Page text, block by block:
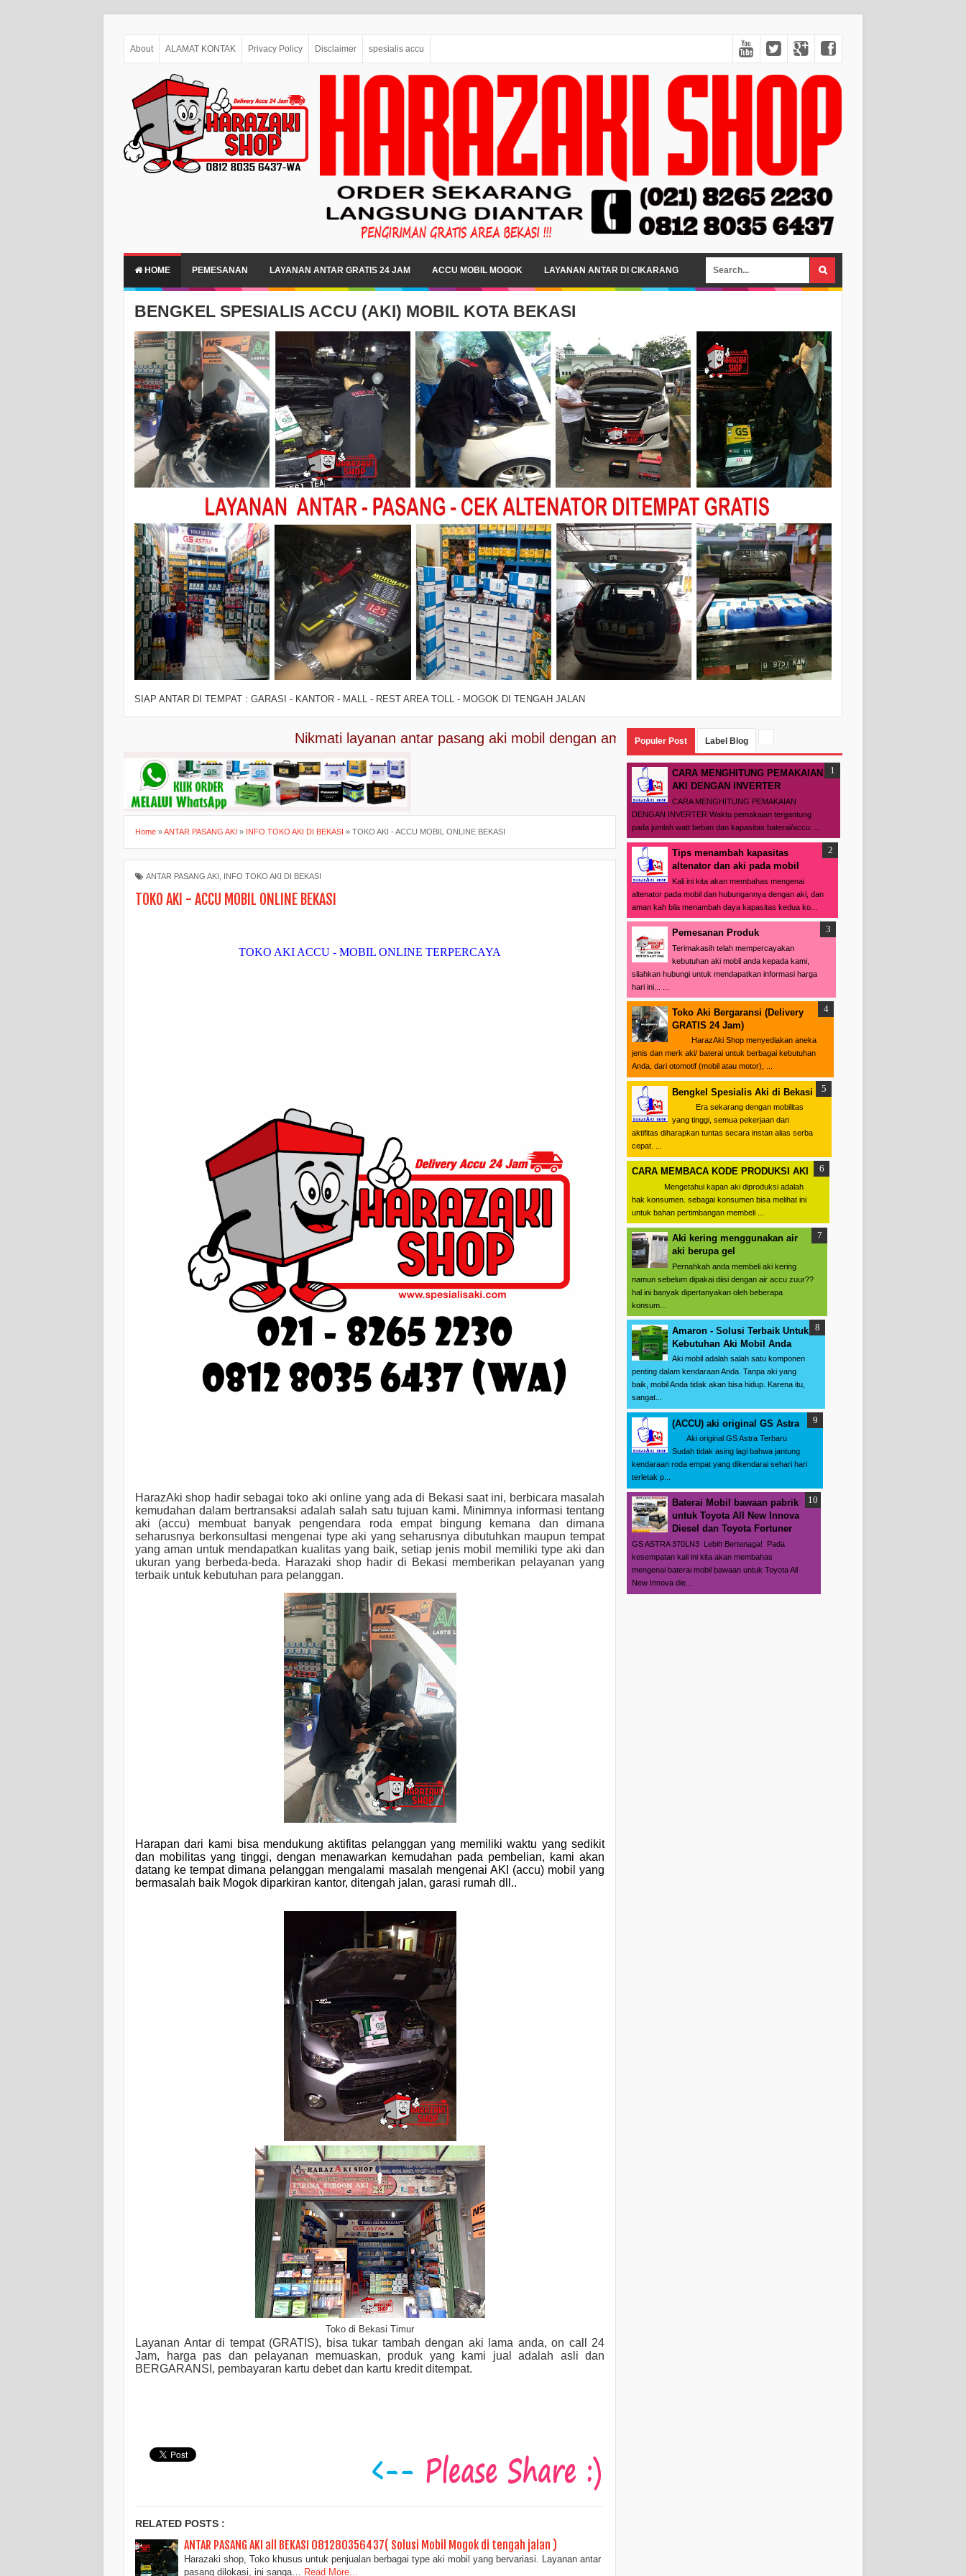
About ALAMAT KONTAK Privacy Policy Disclaimer spesialis accu
HOME PEMESANAN LAYANAN ANTAR GRATIS 24 JAM ACCU MOBIL MOGOK LAYANAN ANTAR DI CIKARANG
BENGKEL SPESIALIS ACCU (AKI) MOBIL KOTA BEKASI
SIAP ANTAR DI TEMPAT : GARASI - KANTOR - MALL - REST AREA TOLL - MOGOK DI TENGAH JALAN
Nikmati layanan antar pasang aki mobil dengan aman tanpa ribet , hubungi 0812 8035 6437 konsultasikan
Home »ANTAR PASANG AKI » INFO TOKO AKI DI BEKASI » TOKO AKI - ACCU MOBIL ONLINE BEKASI
ANTAR PASANG AKI INFO TOKO AKI DI BEKASI
TOKO AKI - ACCU MOBIL ONLINE BEKASI
TOKO AKI ACCU - MOBIL ONLINE TERPERCAYA
HarazAki shop hadir sebagai toko aki online yang ada di Bekasi saat ini, berbicara masalah
kemudahan dalam bertransaksi adalah salah satu tujuan kami. Minimnya informasi tentang
aki (accu) membuat banyak pengendara roda empat bingung kemana dan dimana
seharusnya berkonsultasi mengenai type aki yang seharusnya dibutuhkan maupun tempat
yang aman untuk mendapatkan kualitas yang baik, setiap jenis mobil memiliki type aki dan
ukuran yang berbeda-beda. Harazaki shop hadir di Bekasi memberikan pelayanan yang
terbaik untuk kebutuhan para pelanggan.
Harapan dari kami bisa mendukung aktifitas pelanggan yang memiliki waktu yang sedikit
dan mobilitas yang tinggi, dengan menawarkan kemudahan pada pembelian, kami akan
datang ke tempat dimana pelanggan mengalami masalah mengenai AKI (accu) mobil yang
bermasalah baik Mogok diparkiran kantor, ditengah jalan, garasi rumah dll..
Toko di Bekasi Timur
Layanan Antar di tempat (GRATIS), bisa tukar tambah dengan aki lama anda, on call 24
Jam, harga pas dan pelayanan memuaskan, produk yang kami jual adalah asli dan
BERGARANSI , pembayaran kartu debet dan kartu kredit ditempat.
RELATED POSTS :
ANTAR PASANG AKI all BEKASI 081280356437( Solusi Mobil Mogok di tengah jalan )
Harazaki shop, Toko khusus untuk penjualan berbagai type aki mobil yang bervariasi. Layanan antar
pasang dilokasi, ini sanga… Read More...
Populer Post Label Blog
CARA MENGHITUNG PEMAKAIAN
AKI DENGAN INVERTER
CARA MENGHITUNG PEMAKAIAN
DENGAN INVERTER Waktu pemakaian tergantung
pada jumlah watt beban dan kapasitas baterai/accu. ...
Tips menambah kapasitas
altenator dan aki pada mobil
Kali ini kita akan membahas mengenai
altenator pada mobil dan hubungannya dengan aki, dan
aman kah bila menambah daya kapasitas kedua ko...
Pemesanan Produk
Terimakasih telah mempercayakan
kebutuhan aki mobil anda kepada kami,
silahkan hubungi untuk mendapatkan informasi harga
hari ini... ...
Toko Aki Bergaransi (Delivery
GRATIS 24 Jam)
HarazAki Shop menyediakan aneka
jenis dan merk aki/ baterai untuk berbagai kebutuhan
Anda, dari otomotif (mobil atau motor), ...
Bengkel Spesialis Aki di Bekasi
Era sekarang dengan mobilitas
yang tinggi, semua pekerjaan dan
aktifitas diharapkan tuntas secara instan alias serba
cepat. ...
CARA MEMBACA KODE PRODUKSI AKI
Mengetahui kapan aki diproduksi adalah
hak konsumen. sebagai konsumen bisa melihat ini
untuk bahan pertimbangan membeli ...
Aki kering menggunakan air
aki berupa gel
Pernahkah anda membeli aki kering
namun sebelum dipakai diisi dengan air accu zuur??
hal ini banyak dipertanyakan oleh beberapa
konsum...
Amaron - Solusi Terbaik Untuk
Kebutuhan Aki Mobil Anda
Aki mobil adalah salah satu komponen
penting dalam kendaraan Anda. Tanpa aki yang
baik, mobil Anda tidak akan bisa hidup. Karena itu,
sangat...
(ACCU) aki original GS Astra
Aki original GS Astra Terbaru
Sudah tidak asing lagi bahwa jantung
kendaraan roda empat yang dikendarai sehari hari
terletak p...
Baterai Mobil bawaan pabrik
untuk Toyota All New Innova
Diesel dan Toyota Fortuner
GS ASTRA 370LN3 Lebih Bertenaga! Pada
kesempatan kali ini kita akan membahas
mengenai baterai mobil bawaan untuk Toyota All
New Innova die...